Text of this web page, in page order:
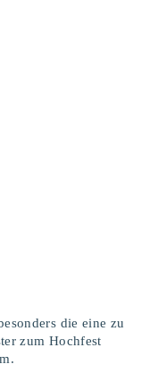
die eine zu
zum Hochfest